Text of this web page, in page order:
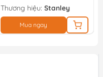
Thương hiệu: Stanley
Mua ngay